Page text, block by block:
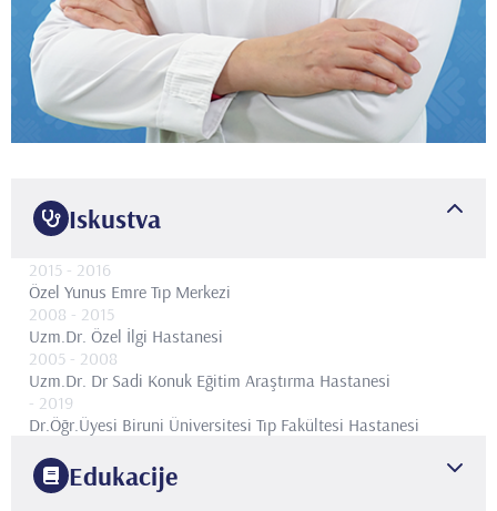
Iskustva
2015 - 2016
Özel Yunus Emre Tıp Merkezi
2008 - 2015
Uzm.Dr. Özel İlgi Hastanesi
2005 - 2008
Uzm.Dr. Dr Sadi Konuk Eğitim Araştırma Hastanesi
- 2019
Dr.Öğr.Üyesi Biruni Üniversitesi Tıp Fakültesi Hastanesi
Edukacije